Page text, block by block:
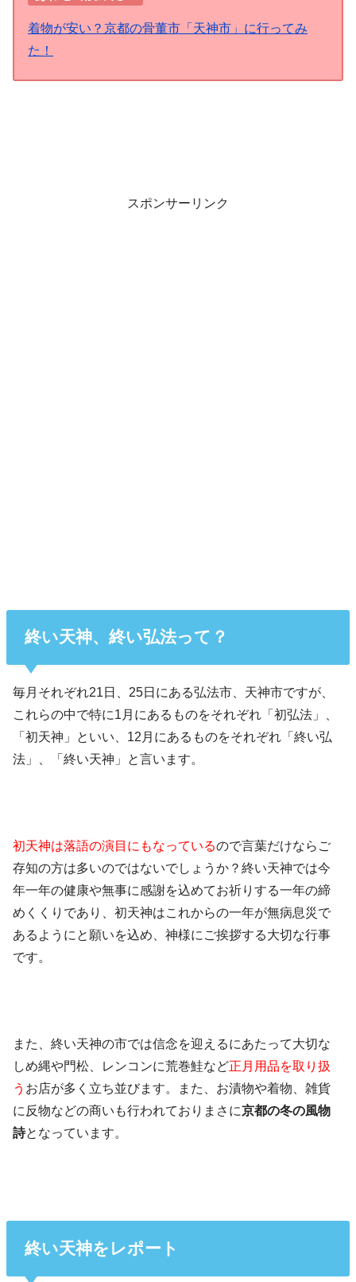
着物が安い？京都の骨董市「天神市」に行ってみ
た！
スポンサーリンク
終い天神、終い弘法って？
毎月それぞれ21日、25日にある弘法市、天神市ですが、
これらの中で特に1月にあるものをそれぞれ「初弘法」、
「初天神」といい、12月にあるものをそれぞれ「終い弘
法」、「終い天神」と言います。
初天神は落語の演目にもなっているので言葉だけならご
存知の方は多いのではないでしょうか？終い天神では今
年一年の健康や無事に感謝を込めてお祈りする一年の締
めくくりであり、初天神はこれからの一年が無病息災で
あるようにと願いを込め、神様にご挨拶する大切な行事
です。
また、終い天神の市では信念を迎えるにあたって大切な
しめ縄や門松、レンコンに荒巻鮭など正月用品を取り扱
う お店が多く立ち並びます。また、お漬物や着物、雑貨
に反物などの商いも行われておりまさに京都の冬の風物
詩となっています。
終い天神をレポート